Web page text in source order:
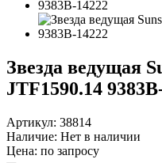
Звезда ведущая
JTF1590.14
Артикул: 38814
Наличие: Нет в наличии
Цена: по запросу